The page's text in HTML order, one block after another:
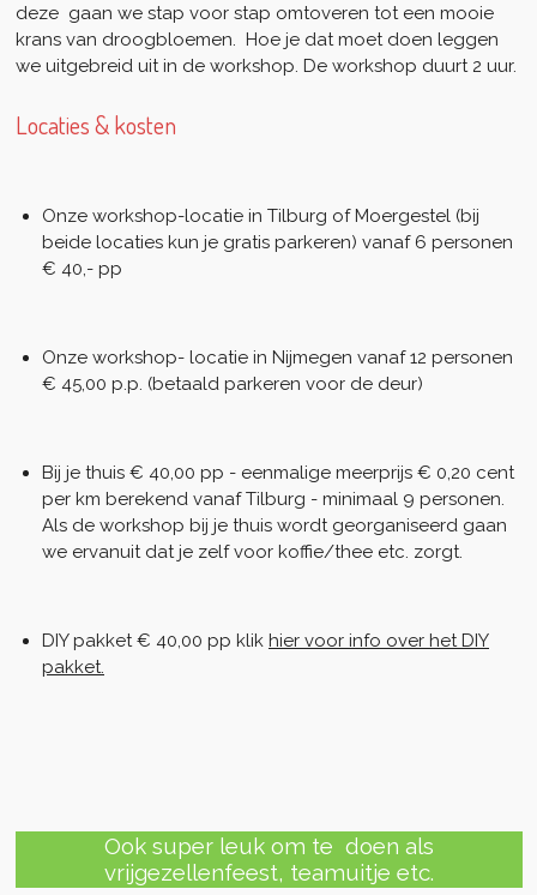
deze gaan we stap voor stap omtoveren tot een mooie
krans van droogbloemen. Hoe je dat moet doen leggen
we uitgebreid uit in de workshop. De workshop duurt 2 uur.
Locaties & kosten
Onze workshop-locatie in Tilburg of Moergestel (bij
beide locaties kun je gratis parkeren) vanaf 6 personen
€ 40,- pp
Onze workshop- locatie in Nijmegen vanaf 12 personen
€ 45,00 p.p. (betaald parkeren voor de deur)
Bij je thuis € 40,00 pp - eenmalige meerprijs € 0,20 cent
per km berekend vanaf Tilburg - minimaal 9 personen.
Als de workshop bij je thuis wordt georganiseerd gaan
we ervanuit dat je zelf voor koffie/thee etc. zorgt.
DIY pakket € 40,00 pp klik hier voor info over het DIY
pakket.
Ook super leuk om te doen als
vrijgezellenfeest, teamuitje etc.